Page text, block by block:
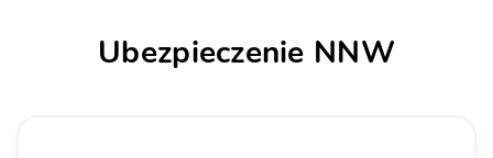
Ubezpieczenie NNW